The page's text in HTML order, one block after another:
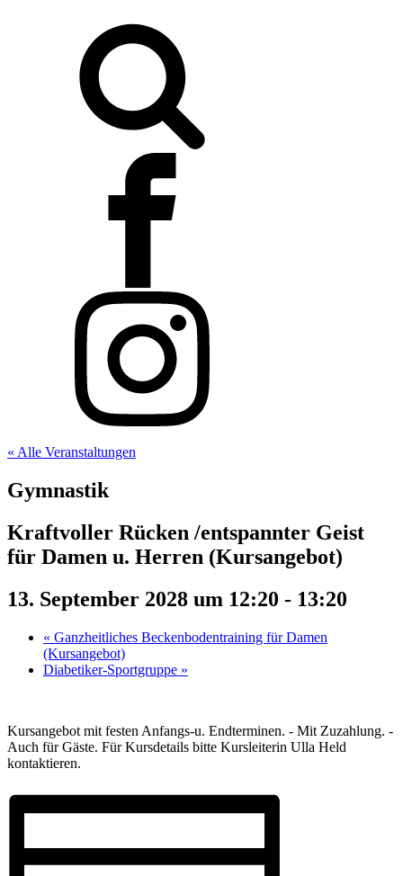
« Alle Veranstaltungen
Gymnastik
Kraftvoller Rücken /entspannter Geist
für Damen u. Herren (Kursangebot)
13. September 2028 um 12:20 - 13:20
« Ganzheitliches Beckenbodentraining für Damen
(Kursangebot)
Diabetiker-Sportgruppe »
Kursangebot mit festen Anfangs-u. Endterminen. - Mit Zuzahlung. -
Auch für Gäste. Für Kursdetails bitte Kursleiterin Ulla Held
kontaktieren.